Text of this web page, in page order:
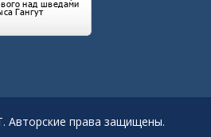
права защищены.